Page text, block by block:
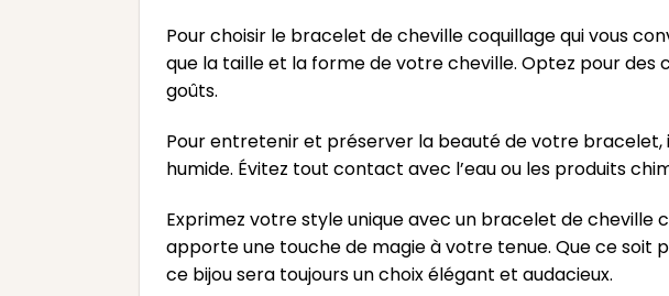
Pour choisir le bracelet de cheville coquillage qui vous
que la taille et la forme de votre cheville. Optez pour
goûts.
Pour entretenir et préserver la beauté de votre
humide. Évitez tout contact avec l’eau ou les produits
Exprimez votre style unique avec un bracelet de
apporte une touche de magie à votre tenue. Que ce
ce bijou sera toujours un choix élégant et audacieux.